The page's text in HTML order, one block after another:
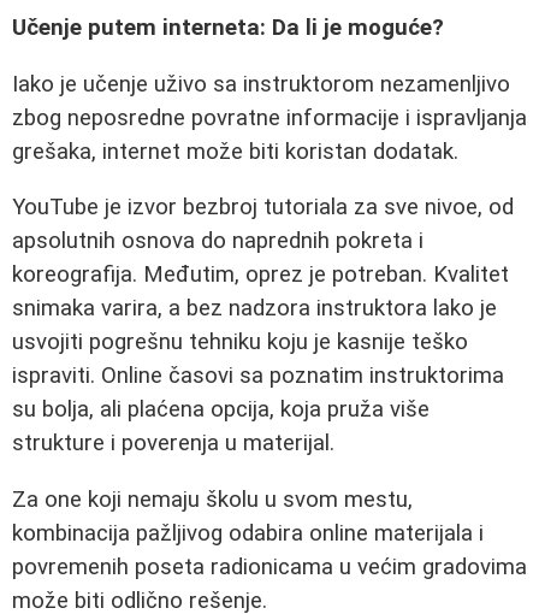
Učenje putem interneta: Da li je moguće?
Iako je učenje uživo sa instruktorom nezamenljivo
zbog neposredne povratne informacije i ispravljanja
grešaka, internet može biti koristan dodatak.
YouTube je izvor bezbroj tutoriala za sve nivoe, od
apsolutnih osnova do naprednih pokreta i
koreografija. Međutim, oprez je potreban. Kvalitet
snimaka varira, a bez nadzora instruktora lako je
usvojiti pogrešnu tehniku koju je kasnije teško
ispraviti. Online časovi sa poznatim instruktorima
su bolja, ali plaćena opcija, koja pruža više
strukture i poverenja u materijal.
Za one koji nemaju školu u svom mestu,
kombinacija pažljivog odabira online materijala i
povremenih poseta radionicama u većim gradovima
može biti odlično rešenje.